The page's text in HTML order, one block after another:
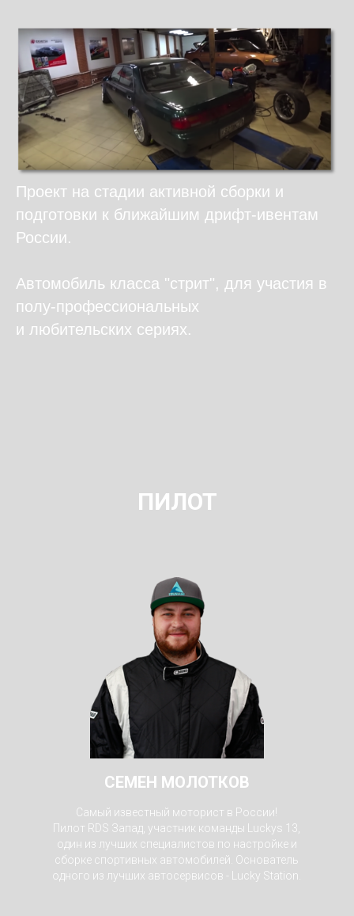
Проект на стадии активной сборки и
подготовки к ближайшим дрифт-ивентам
России.
Автомобиль класса "стрит", для участия в
полу-профессиональных
и любительских сериях.
ПИЛОТ
СЕМЕН МОЛОТКОВ
Самый известный моторист в России!
Пилот RDS Запад, участник команды Luckys 13,
один из лучших специалистов по настройке и
сборке спортивных автомобилей. Основатель
одного из лучших автосервисов - Lucky Station.